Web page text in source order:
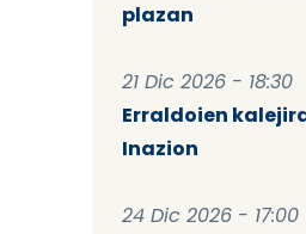
plazan
21 Dic 2026 - 18:30
Erraldoien
Inazion
24 Dic 2026 - 17:00